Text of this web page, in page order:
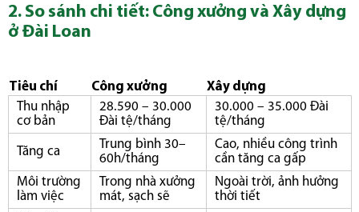
2. So sánh chi tiết: Công xưởng và Xây dựng
ở Đài Loan
Tiêu chí Công xưởng
Xây dựng
Thu nhập
cơ bản
28.590 – 30.000
Đài tệ/tháng
30.000 – 35.000 Đài
tệ/tháng
Tăng ca
Trung bình 30–
60h/tháng
Cao, nhiều công trình
cần tăng ca gấp
Môi trường
làm việc
Trong nhà xưởng
mát, sạch sẽ
Ngoài trời, ảnh hưởng
thời tiết